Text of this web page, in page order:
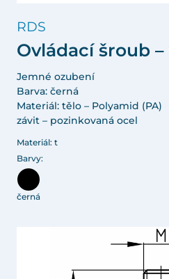
RDS
Ovládací šroub
Jemné ozubení
Barva: černá
Materiál: tělo – Polyamid (PA)
závit – pozinkovaná ocel
Materiál: t
Barvy:
černá